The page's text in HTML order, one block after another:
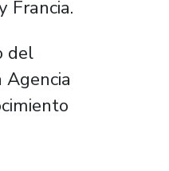
Francia.
del